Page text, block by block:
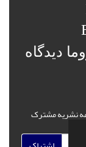
دیدگاه
نشریه مشترک